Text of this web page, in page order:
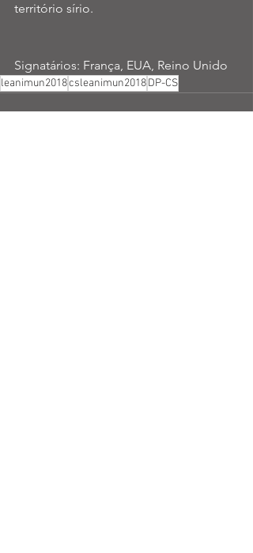
território sírio.
Signatários: França, EUA, Reino Unido
leanimun2018csleanimun2018DP-CS